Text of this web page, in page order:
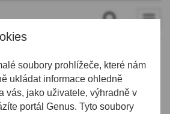
soubory prohlížeče, které nám
ukládat informace ohledně
vás, jako uživatele, výhradně v
portál Genus. Tyto soubory
energií vystřelily
o domácí